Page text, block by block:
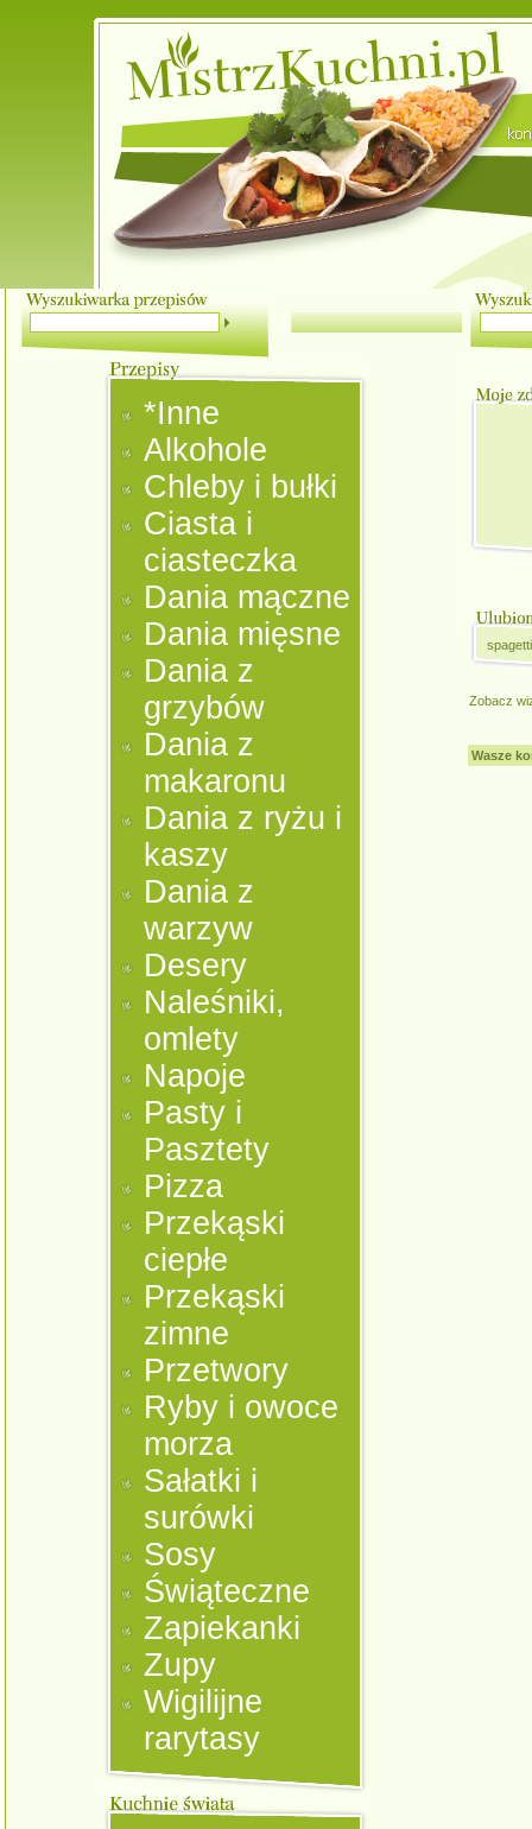
*Inne
Alkohole
Chleby i bułki
Ciasta i
ciasteczka
Dania mączne
Dania mięsne
Dania z
grzybów
Dania z
makaronu
Dania z ryżu i
kaszy
Dania z
warzyw
Desery
Naleśniki,
omlety
Napoje
Pasty i
Pasztety
Pizza
Przekąski
ciepłe
Przekąski
zimne
Przetwory
Ryby i owoce
morza
Sałatki i
surówki
Sosy
Świąteczne
Zapiekanki
Zupy
Wigilijne
rarytasy
spagetti
Zobacz
Wasze